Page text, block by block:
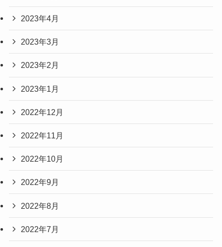
2023年4月
2023年3月
2023年2月
2023年1月
2022年12月
2022年11月
2022年10月
2022年9月
2022年8月
2022年7月